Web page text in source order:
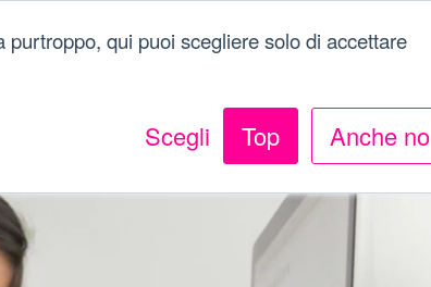
qui puoi scegliere solo di accettare
Scegli Top Anche no